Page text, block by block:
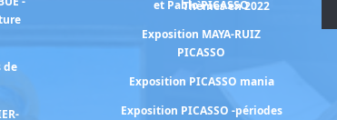
de
et Pablo PICASSO
Exposition MAYA-RUIZ
PICASSO
Exposition PICASSO mania
Exposition PICASSO -périodes
Thèmes en 2022